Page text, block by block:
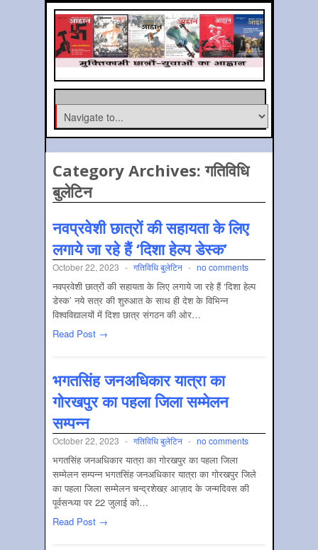
Category Archives:गतिविधि
बुलेटिन
नवप्रवेशी छात्रों की सहायता के लिए
लगाये जा रहे हैं ‘दिशा हेल्प डेस्क’
October 22, 2023 - गतिविधि बुलेटिन - no comments
नवप्रवेशी छात्रों की सहायता के लिए लगाये जा रहे हैं ‘दिशा हेल्प
डेस्क’ नये सत्र की शुरुआत के साथ ही देश के विभिन्न
विश्वविद्यालयों में दिशा छात्र संगठन की ओर…
Read Post →
भगतसिंह जनअधिकार यात्रा का
गोरखपुर का पहला जिला सम्मेलन
सम्पन्न
October 22, 2023 - गतिविधि बुलेटिन - no comments
भगतसिंह जनअधिकार यात्रा का गोरखपुर का पहला जिला
सम्मेलन सम्पन्न भगतसिंह जनअधिकार यात्रा का गोरखपुर जिले
का पहला जिला सम्मेलन चन्द्रशेखऱ आज़ाद के जन्मदिवस की
पूर्वसन्ध्या पर 22 जुलाई को…
Read Post →